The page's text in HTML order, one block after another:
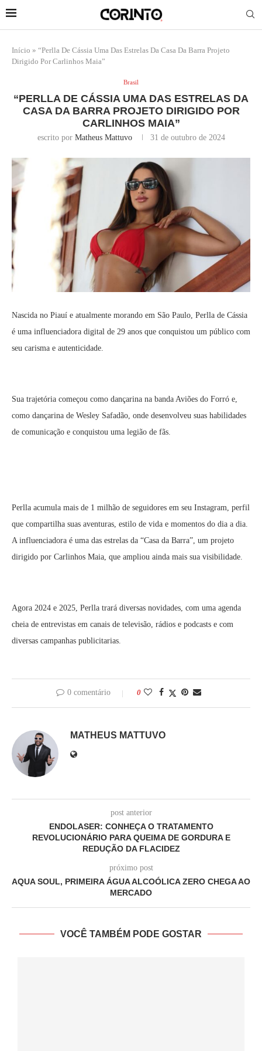
Início » “Perlla De Cássia Uma Das Estrelas Da Casa Da Barra Projeto
Dirigido Por Carlinhos Maia”
Brasil
“PERLLA DE CÁSSIA UMA DAS ESTRELAS DA
CASA DA BARRA PROJETO DIRIGIDO POR
CARLINHOS MAIA”
escrito por Matheus Mattuvo 31 de outubro de 2024
Nascida no Piauí e atualmente morando em São Paulo, Perlla de Cássia
é uma influenciadora digital de 29 anos que conquistou um público com
seu carisma e autenticidade.
Sua trajetória começou como dançarina na banda Aviões do Forró e,
como dançarina de Wesley Safadão, onde desenvolveu suas habilidades
de comunicação e conquistou uma legião de fãs.
Perlla acumula mais de 1 milhão de seguidores em seu Instagram, perfil
que compartilha suas aventuras, estilo de vida e momentos do dia a dia.
A influenciadora é uma das estrelas da “Casa da Barra”, um projeto
dirigido por Carlinhos Maia, que ampliou ainda mais sua visibilidade.
Agora 2024 e 2025, Perlla trará diversas novidades, com uma agenda
cheia de entrevistas em canais de televisão, rádios e podcasts e com
diversas campanhas publicitarias.
0 comentário 0
MATHEUS MATTUVO
post anterior
ENDOLASER: CONHEÇA O TRATAMENTO
REVOLUCIONÁRIO PARA QUEIMA DE GORDURA E
REDUÇÃO DA FLACIDEZ
próximo post
AQUA SOUL, PRIMEIRA ÁGUA ALCOÓLICA ZERO CHEGA AO
MERCADO
VOCÊ TAMBÉM PODE GOSTAR